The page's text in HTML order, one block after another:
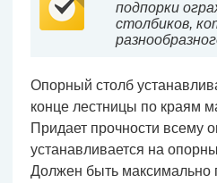
подпорки
столбиков,
Опорный столб
конце лестницы по краям
Придает прочности всему
устанавливается на
Должен быть максимально